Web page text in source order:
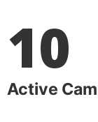
10
Active